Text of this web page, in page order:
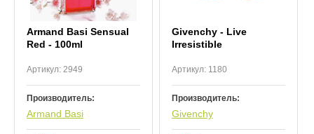
Armand Basi Sensual
Red - 100ml
Артикул: 2949
Производитель:
Armand Basi
Givenchy - Live
Irresistible
Артикул:1180
Производитель:
Givenchy